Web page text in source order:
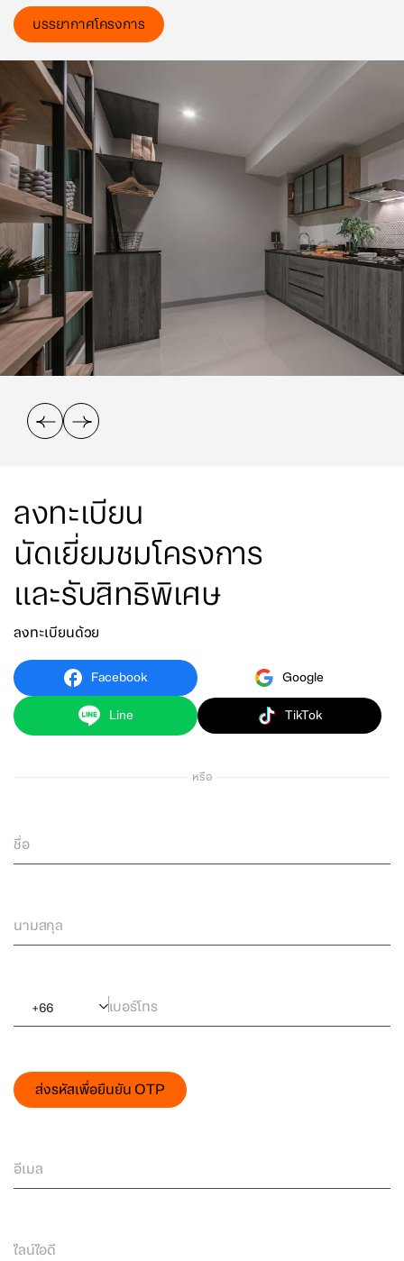
ประกอบด้วย 3 ห้องนอน 3 ห้องน้ำ 1 ห้องอเนกประสงค์ 1 ครัว+
ครัวไทย และ 2 ที่จอดรถ
หรือ Line : @vc-bn
บรรยากาศโครงการ
ลงทะเบียน
นัดเยี่ยมชมโครงการ
และรับสิทธิพิเศษ
ลงทะเบียนด้วย
Facebook Google
Line TikTok
หรือ
ชื่อ
นามสกุล
+66 เบอร์โทร
ส่งรหัสเพื่อยืนยัน OTP
อีเมล
ไลน์ไอดี